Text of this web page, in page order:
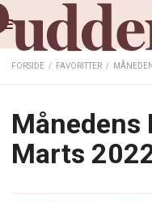
FORSIDE / FAVORITTER /
Månedens
Marts